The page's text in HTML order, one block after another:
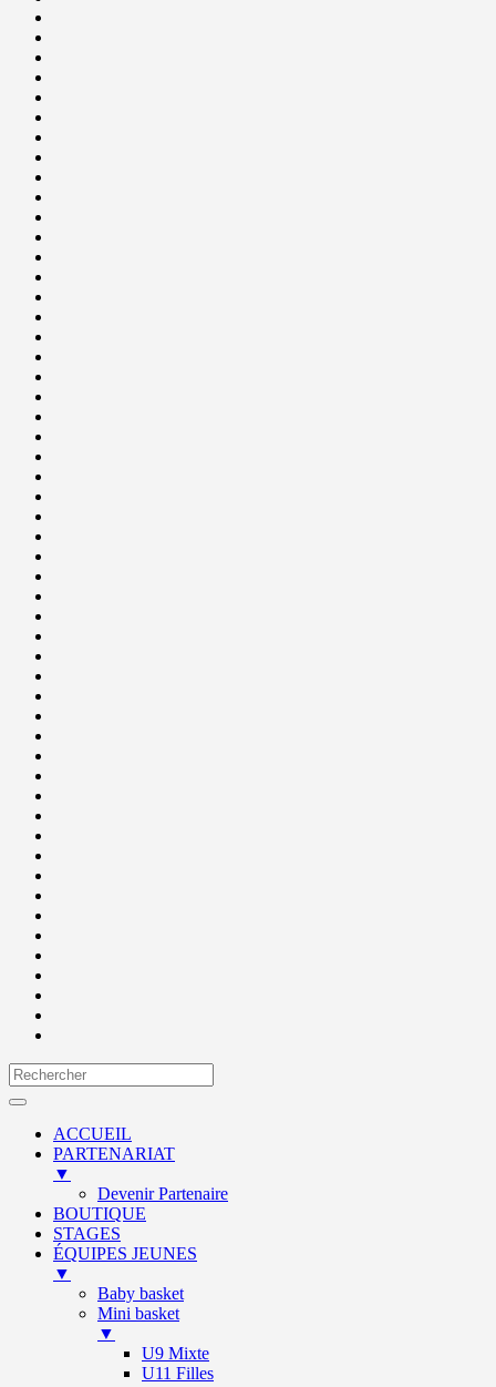
ACCUEIL
PARTENARIAT
▼
Devenir Partenaire
BOUTIQUE
STAGES
ÉQUIPES JEUNES
▼
Baby basket
Mini basket
▼
U9 Mixte
U11 Filles